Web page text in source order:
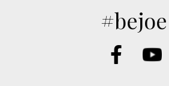
#bejoe